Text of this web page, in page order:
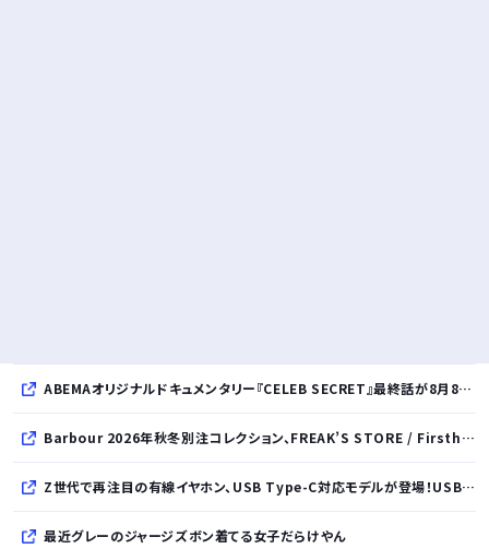
ABEMAオリジナルドキュメンタリー『CELEB SECRET』最終話が8月8日放送、MC指原莉乃、満島真之介らがコメント
Barbour 2026年秋冬別注コレクション、FREAK’S STORE / Firsthand / Freadaから登場
Z世代で再注目の有線イヤホン、USB Type-C対応モデルが登場！USB-A変換アダプター付属で幅広いデバイスに対応
最近グレーのジャージズボン着てる女子だらけやん